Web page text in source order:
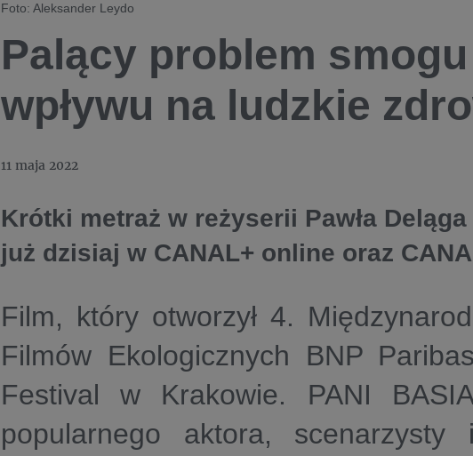
Foto: Aleksander Leydo
Palący problem
wpływu na ludzkie
11 maja 2022
Krótki metraż w reżyserii Pawła Deląga
już dzisiaj w CANAL+ online oraz
Film, który otworzył 4.
Filmów Ekologicznych BNP
Festival w Krakowie. PANI
popularnego aktora, scenarzysty